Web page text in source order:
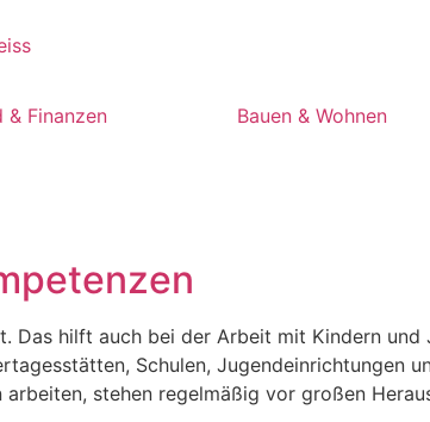
& Finanzen Bauen & Wohnen
Das hilft auch bei der Arbeit mit Kindern und
Schulen, Jugendeinrichtungen
stehen regelmäßig vor großen